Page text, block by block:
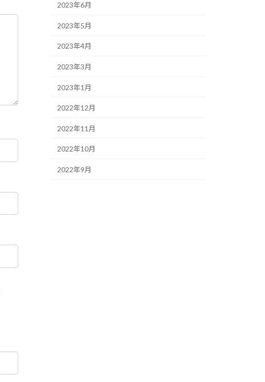
2023年6月
2023年5月
2023年4月
2023年3月
2023年1月
2022年12月
2022年11月
2022年10月
2022年9月